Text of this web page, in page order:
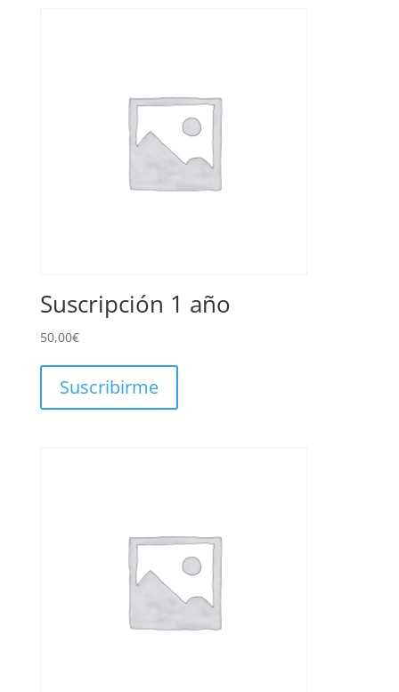
Suscripción 1 año
50,00€
Suscribirme